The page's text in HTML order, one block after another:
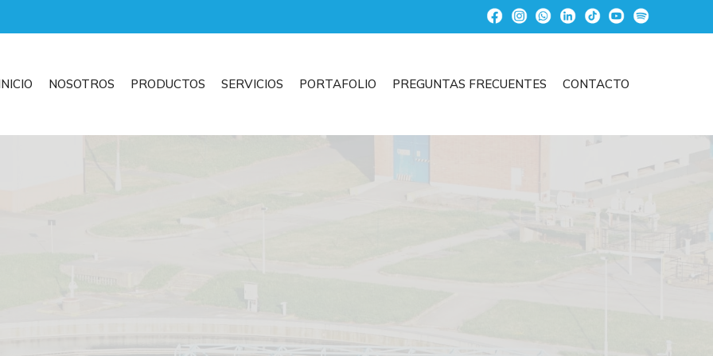
NOSOTROS PRODUCTOS SERVICIOS PORTAFOLIO PREGUNTAS FRECUENTES CONTACTO